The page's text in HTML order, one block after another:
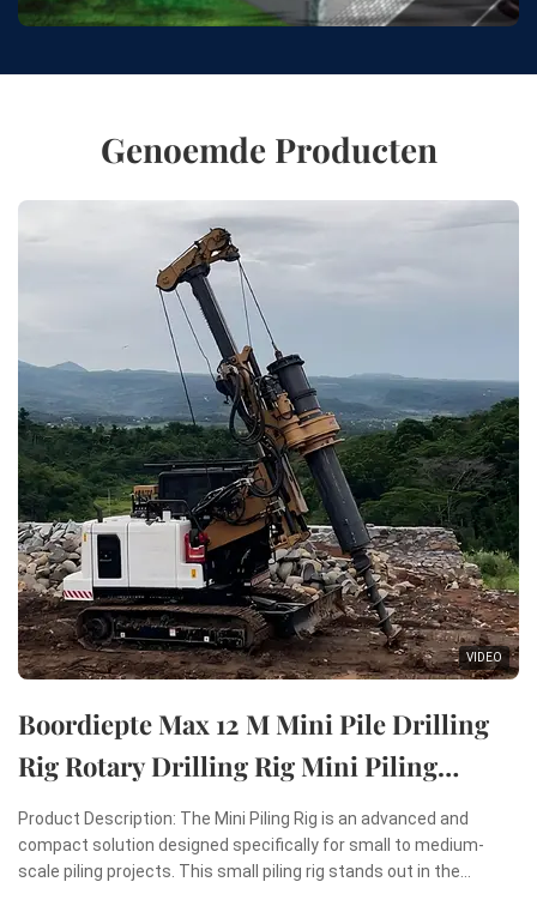
Genoemde Producten
VIDEO
Boordiepte Max 12 M Mini Pile Drilling
Rig Rotary Drilling Rig Mini Piling
Machine
Product Description: The Mini Piling Rig is an advanced and
compact solution designed specifically for small to medium-
scale piling projects. This small piling rig stands out in the